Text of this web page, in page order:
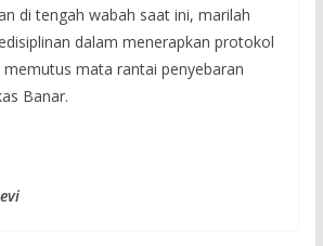
di tengah wabah saat ini, marilah
dalam menerapkan protokol
mata rantai penyebaran
Banar.